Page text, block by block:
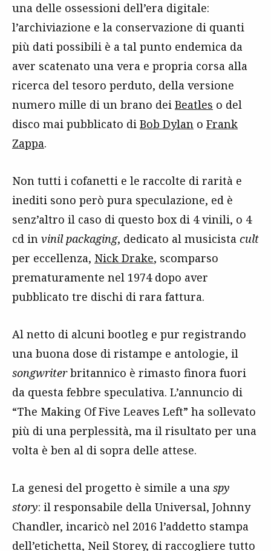
una delle ossessioni dell’era digitale:
l’archiviazione e la conservazione di quanti
più dati possibili è a tal punto endemica da
aver scatenato una vera e propria corsa alla
ricerca del tesoro perduto, della versione
numero mille di un brano dei Beatles o del
disco mai pubblicato di Bob Dylan o Frank
Zappa.
Non tutti i cofanetti e le raccolte di rarità e
inediti sono però pura speculazione, ed è
senz’altro il caso di questo box di 4 vinili, o 4
cd in vinil packaging, dedicato al musicista cult
per eccellenza, Nick Drake, scomparso
prematuramente nel 1974 dopo aver
pubblicato tre dischi di rara fattura.
Al netto di alcuni bootleg e pur registrando
una buona dose di ristampe e antologie, il
songwriterbritannico è rimasto finora fuori
da questa febbre speculativa. L’annuncio di
“The Making Of Five Leaves Left” ha sollevato
più di una perplessità, ma il risultato per una
volta è ben al di sopra delle attese.
La genesi del progetto è simile a una spy
story: il responsabile della Universal, Johnny
Chandler, incaricò nel 2016 l’addetto stampa
dell’etichetta, Neil Storey, di raccogliere tutto